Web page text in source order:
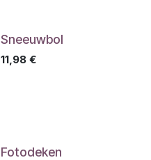
Sneeuwbol
11,98€
Fotodeken